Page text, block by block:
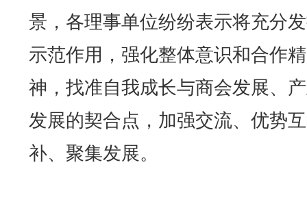
景，各理事单位纷纷表示将充分
示范作用，强化整体意识和合作精
神，找准自我成长与商会发展、
发展的契合点，加强交流、优势互
补、聚集发展。